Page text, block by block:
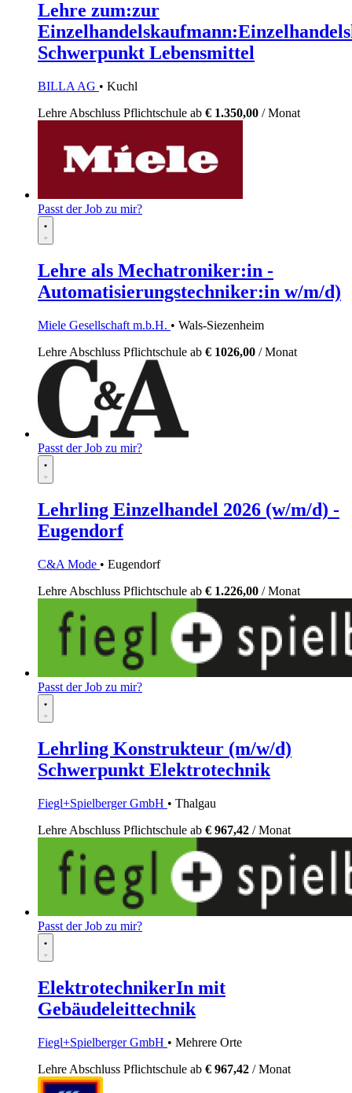
Lehre zum:zur
Schwerpunkt Lebensmittel
BILLA AG • Kuchl
Lehre Abschluss Pflichtschule ab € 1.350,00 / Monat
Passt der Job zu mir?
Lehre als Mechatroniker:in -
Automatisierungstechniker:in w/m/d)
Miele Gesellschaft m.b.H. • Wals-Siezenheim
Lehre Abschluss Pflichtschule ab € 1026,00 / Monat
Passt der Job zu mir?
Lehrling Einzelhandel 2026 (w/m/d) -
Eugendorf
C&A Mode • Eugendorf
Lehre Abschluss Pflichtschule ab € 1.226,00 / Monat
Passt der Job zu mir?
Lehrling Konstrukteur (m/w/d)
Schwerpunkt Elektrotechnik
Fiegl+Spielberger GmbH • Thalgau
Lehre Abschluss Pflichtschule ab € 967,42 / Monat
Passt der Job zu mir?
ElektrotechnikerIn mit
Gebäudeleittechnik
Fiegl+Spielberger GmbH • Mehrere Orte
Lehre Abschluss Pflichtschule ab € 967,42 / Monat